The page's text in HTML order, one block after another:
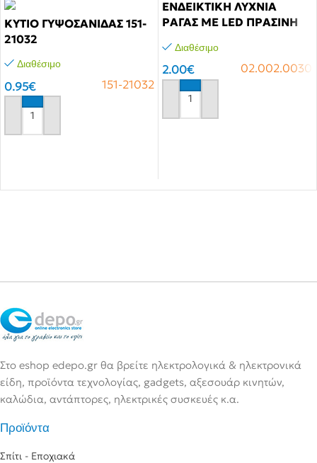
KΥTΙΟ ΓYΨOΣANIΔAΣ 151-
21032
Διαθέσιμο
0.95€ 151-21032
Αγόρασε το
ΕΝΔΕΙΚΤΙΚΗ ΛΥΧΝΙΑ
ΡΑΓΑΣ ΜΕ LED ΠΡΑΣΙΝΗ
Διαθέσιμο
2.00€ 02.002.0030
Αγόρασε το
Στο eshop edepo.gr θα βρείτε ηλεκτρολογικά & ηλεκτρονικά
είδη, προϊόντα τεχνολογίας, gadgets, αξεσουάρ κινητών,
καλώδια, αντάπτορες, ηλεκτρικές συσκευές κ.α.
Προϊόντα
Σπίτι - Εποχιακά